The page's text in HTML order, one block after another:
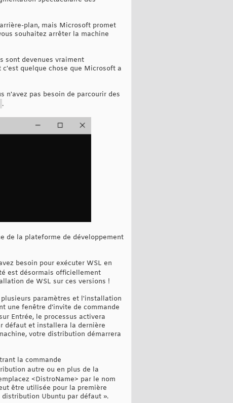
plan, mais Microsoft promet
souhaitez arrêter la machine
sont devenues vraiment
quelque chose que Microsoft a
n'avez pas besoin de parcourir des
.
de la plateforme de développement
besoin pour exécuter WSL en
est désormais officiellement
de WSL sur ces versions !
paramètres et l'installation
une fenêtre d'invite de commande
Entrée, le processus activera
défaut et installera la dernière
votre distribution démarrera
la commande
autre ou en plus de la
<DistroName> par le nom
être utilisée pour la première
Ubuntu par défaut ».